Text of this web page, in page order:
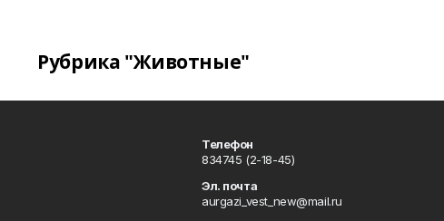
Рубрика "Животные"
Телефон
834745 (2-18-45)
Эл. почта
aurgazi_vest_new@mail.ru